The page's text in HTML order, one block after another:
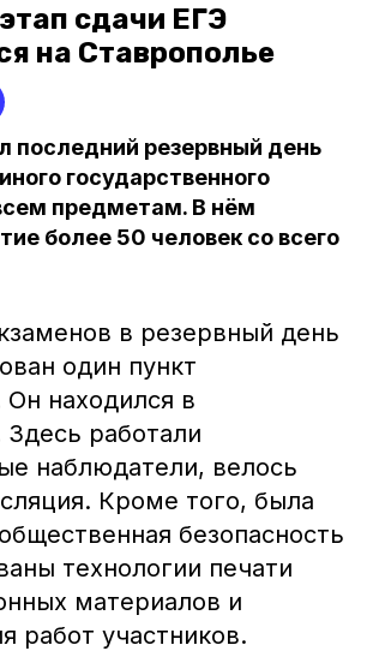
сдачи ЕГЭ
на Ставрополье
последний резервный день
государственного
предметам. В нём
более 50 человек со всего
в резервный день
один пункт
Он находился в
работали
наблюдатели, велось
Кроме того, была
безопасность
технологии печати
материалов и
работ участников.